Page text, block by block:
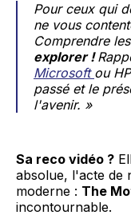
Pour ceux qui
ne vous
Comprendre
explorer !
Microsoft ou
passé et le
l'avenir. »
Sa reco vidéo ?
absolue, l'acte de
moderne : The
incontournable.